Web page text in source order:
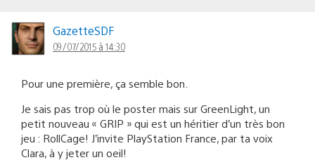
GazetteSDF
09/07/2015 à 14:30
Pour une première, ça semble bon.
Je sais pas trop où le poster mais sur GreenLight, un
petit nouveau « GRIP » qui est un héritier d’un très bon
jeu : RollCage! J’invite PlayStation France, par ta voix
Clara, à y jeter un oeil!